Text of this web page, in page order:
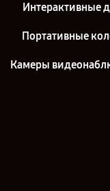
Интерактивные
Портативные
Камеры